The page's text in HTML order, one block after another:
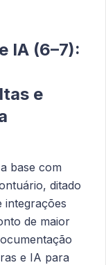
IA (6–7):
e
base com
ditado
integrações
de maior
e IA para